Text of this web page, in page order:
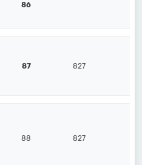
86
87 827
88 827